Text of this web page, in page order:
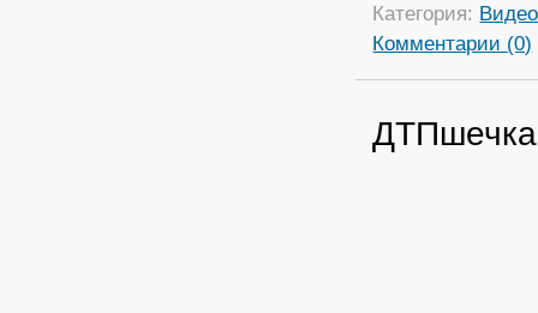
Категория: Видео
Комментарии (0)